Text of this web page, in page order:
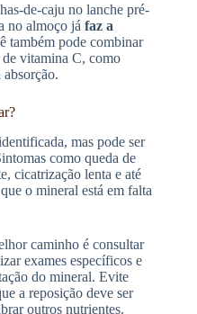
de-caju no lanche pré-
no almoço já faz a
também pode combinar
vitamina C, como
mas pode ser
como queda de
cicatrização lenta e até
o mineral está em falta
caminho é consultar
exames específicos e
do mineral. Evite
a reposição deve ser
outros nutrientes.